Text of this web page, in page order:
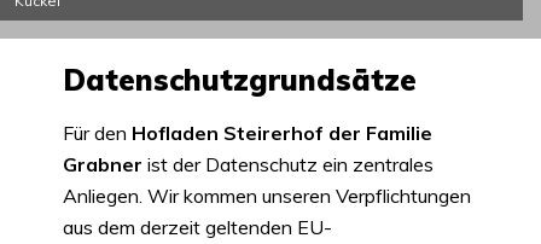
Datenschutzgrundsätze
Für den Hofladen Steirerhof der Familie
Grabner ist der Datenschutz ein zentrales
Anliegen. Wir kommen unseren Verpflichtungen
aus dem derzeit geltenden EU-